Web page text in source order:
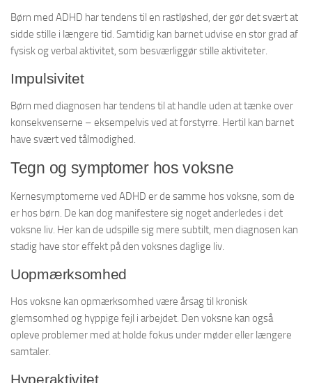
Børn med ADHD har tendens til en rastløshed, der gør det svært at
sidde stille i længere tid. Samtidig kan barnet udvise en stor grad af
fysisk og verbal aktivitet, som besværliggør stille aktiviteter.
Impulsivitet
Børn med diagnosen har tendens til at handle uden at tænke over
konsekvenserne – eksempelvis ved at forstyrre. Hertil kan barnet
have svært ved tålmodighed.
Tegn og symptomer hos voksne
Kernesymptomerne ved ADHD er de samme hos voksne, som de
er hos børn. De kan dog manifestere sig noget anderledes i det
voksne liv. Her kan de udspille sig mere subtilt, men diagnosen kan
stadig have stor effekt på den voksnes daglige liv.
Uopmærksomhed
Hos voksne kan opmærksomhed være årsag til kronisk
glemsomhed og hyppige fejl i arbejdet. Den voksne kan også
opleve problemer med at holde fokus under møder eller længere
samtaler.
Hyperaktivitet